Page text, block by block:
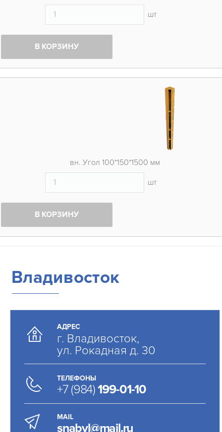
шт
В КОРЗИНУ
вн. Угол 100*150*1500 мм
шт
В КОРЗИНУ
Владивосток
АДРЕС
г. Владивосток,
ул. Рокадная д. 30
ТЕЛЕФОНЫ
+7 (984)199-01-10
MAIL
snabvl@mail.ru